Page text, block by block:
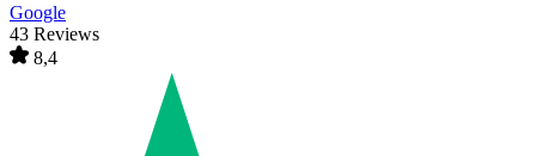
Google
43 Reviews
8,4